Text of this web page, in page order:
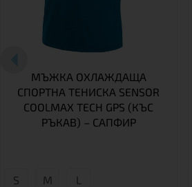
МЪЖКА ОХЛАЖДАЩА
СПОРТНА ТЕНИСКА SENSOR
COOLMAX TECH GPS (КЪС
РЪКАВ) – САПФИР
S М L